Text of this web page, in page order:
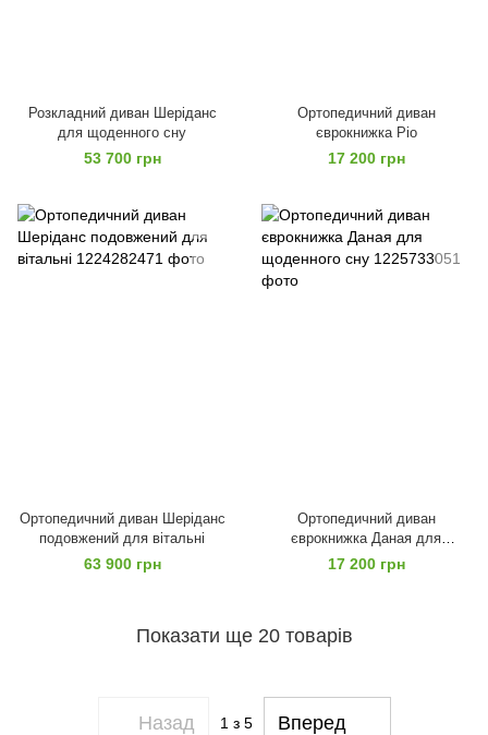
Розкладний диван Шеріданс
для щоденного сну
53 700 грн
Ортопедичний диван
єврокнижка Ріо
17 200 грн
Ортопедичний диван Шеріданс
подовжений для вітальні
63 900 грн
Ортопедичний диван
єврокнижка Даная для
щоденного сну
17 200 грн
Показати ще 20 товарів
Назад 1з 5 Вперед